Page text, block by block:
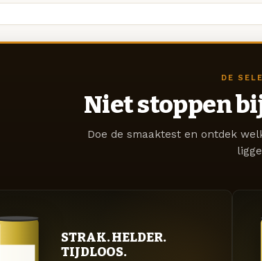
DE
Niet stoppen
Doe de smaaktest en ontdek
STRAK. HELDER.
TIJDLOOS.